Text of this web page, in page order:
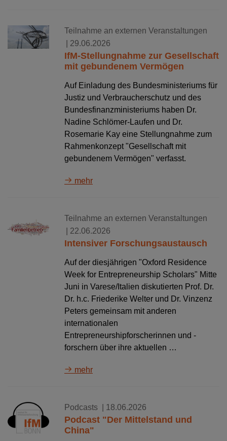
Teilnahme an externen Veranstaltungen
| 29.06.2026
IfM-Stellungnahme zur Gesellschaft
mit gebundenem Vermögen
Auf Einladung des Bundesministeriums für
Justiz und Verbraucherschutz und des
Bundesfinanzministeriums haben Dr.
Nadine Schlömer-Laufen und Dr.
Rosemarie Kay eine Stellungnahme zum
Rahmenkonzept "Gesellschaft mit
gebundenem Vermögen" verfasst.
mehr
Teilnahme an externen Veranstaltungen
| 22.06.2026
Intensiver Forschungsaustausch
Auf der diesjährigen "Oxford Residence
Week for Entrepreneurship Scholars" Mitte
Juni in Varese/Italien diskutierten Prof. Dr.
Dr. h.c. Friederike Welter und Dr. Vinzenz
Peters gemeinsam mit anderen
internationalen
Entrepreneurshipforscherinnen und -
forschern über ihre aktuellen …
mehr
Podcasts | 18.06.2026
Podcast "Der Mittelstand und
China"